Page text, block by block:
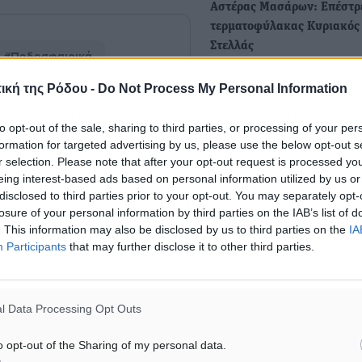
της Ρόδου - Do Not Process My Personal Information
opt-out of the sale, sharing to third parties, or processing of your
for targeted advertising by us, please use the below opt-out
selection. Please note that after your opt-out request is processed
interest-based ads based on personal information utilized by us
to third parties prior to your opt-out. You may separately
of your personal information by third parties on the IAB’s list of
This information may also be disclosed by us to third parties on the
Participants that may further disclose it to other third parties.
Data Processing Opt Outs
opt-out of the Sharing of my personal data.
#Ποδοσφαιρικά
αναζήτησης
μας στο Google News ★ ↗
Αστέρας Μασάρων:
τερματοφύλακας Κυριακός
Στελλάς
ενίσχυσε ο Αστέρας
Αρχαγγέλου: Στο πλευρό
Φοίβος: Η μεγάλη